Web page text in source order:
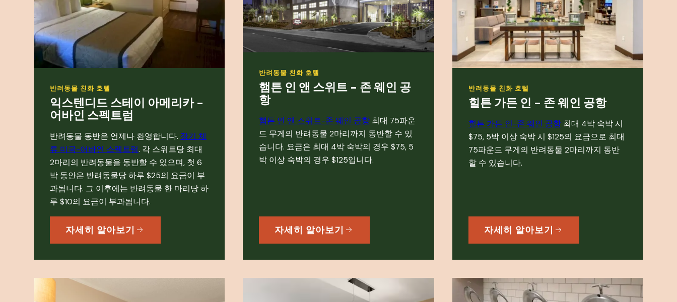
반려동물 친화 호텔
익스텐디드 스테이 아메리카 -
어바인 스펙트럼
반려동물 동반은 언제나 환영합니다. 장기 체
류 미국-어바인 스펙트럼. 각 스위트당 최대
2마리의 반려동물을 동반할 수 있으며, 첫 6
박 동안은 반려동물당 하루 $25의 요금이 부
과됩니다. 그 이후에는 반려동물 한 마리당 하
루 $10의 요금이 부과됩니다.
자세히 알아보기
반려동물 친화 호텔
햄튼 인 앤 스위트 - 존 웨인 공
항
햄튼 인 앤 스위트-존 웨인 공항 최대 75파운
드 무게의 반려동물 2마리까지 동반할 수 있
습니다. 요금은 최대 4박 숙박의 경우 $75, 5
박 이상 숙박의 경우 $125입니다.
자세히 알아보기
반려동물 친화 호텔
힐튼 가든 인 - 존 웨인 공항
힐튼 가든 인-존 웨인 공항최대 4박 숙박 시
$75, 5박 이상 숙박 시 $125의 요금으로 최대
75파운드 무게의 반려동물 2마리까지 동반
할 수 있습니다.
자세히 알아보기